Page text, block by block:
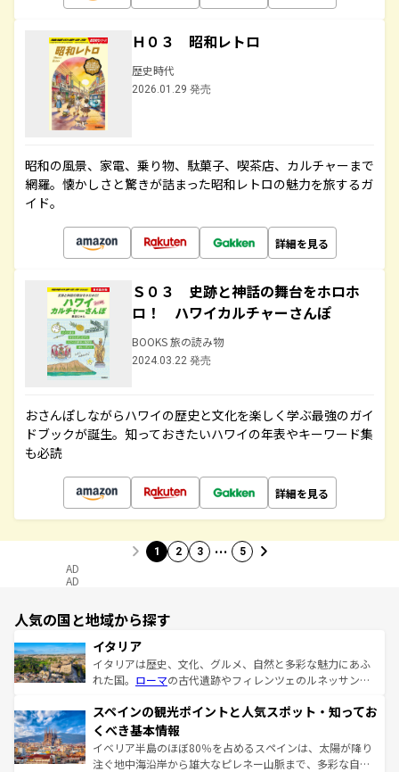
Ｈ０３ 昭和レトロ
歴史時代
2026.01.29 発売
昭和の風景、家電、乗り物、駄菓子、喫茶店、カルチャーまで
網羅。懐かしさと驚きが詰まった昭和レトロの魅力を旅するガ
イド。
詳細を見る
Ｓ０３ 史跡と神話の舞台をホロホ
ロ！ ハワイカルチャーさんぽ
BOOKS 旅の読み物
2024.03.22 発売
おさんぽしながらハワイの歴史と文化を楽しく学ぶ最強のガイ
ドブックが誕生。知っておきたいハワイの年表やキーワード集
も必読
詳細を見る
1 2 3 … 5
AD
AD
人気の国と地域から探す
イタリア
イタリアは歴史、文化、グルメ、自然と多彩な魅力にあふ
れた国。 ローマの古代遺跡やフィレンツェのルネッサンス
ろん、トスカーナの美しい田園風景やアマルフィ海岸の絶
景など、自然景観も見逃せない。観光の合間には、本場の
ピザやパスタなど、絶品のイタリア料理を堪能することも
できる。朝目覚めてから夜眠るまで、すべての瞬間を楽し
スペインの観光ポイントと人気スポット・知ってお
くべき基本情報
イベリア半島のほぼ80％を占めるスペインは、太陽が降り
注ぐ地中海沿岸から雄大なピレネー山脈まで、多彩な自然